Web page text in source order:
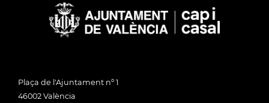
Plaça de l'Ajuntament nº 1
46002 València